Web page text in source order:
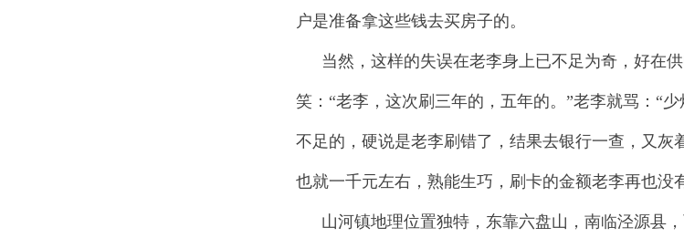
户是准备拿这些钱去买房子的。
当然，这样的失误在老李身上已不足为奇，好在
笑：“老李，这次刷三年的，五年的。”老李就骂：“
不足的，硬说是老李刷错了，结果去银行一查，又
也就一千元左右，熟能生巧，刷卡的金额老李再也没
山河镇地理位置独特，东靠六盘山，南临泾源县